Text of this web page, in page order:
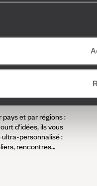
et par régions :
d’idées, ils vous
personnalisé :
rencontres…